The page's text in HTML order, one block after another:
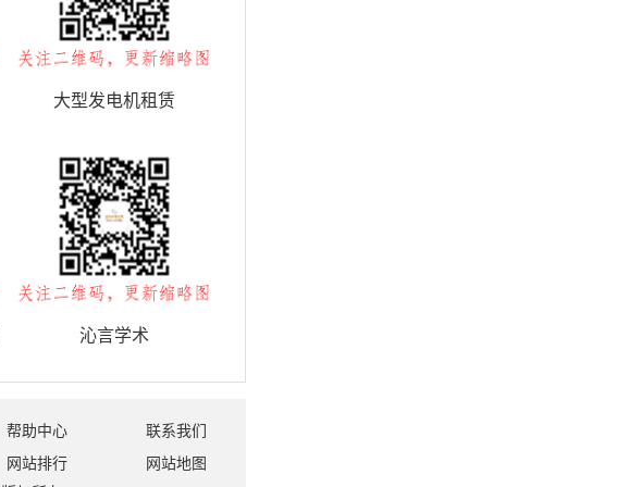
大型发电机租赁
沁言学术
帮助中心
联系我们
网站排行
网站地图